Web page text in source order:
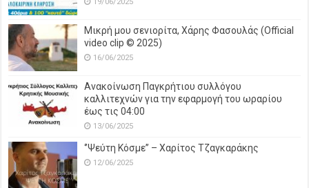
Μικρή μου σενιορίτα, Χάρης Φασουλάς (Official
video clip © 2025)
16/06/2025
Ανακοίνωση Παγκρήτιου συλλόγου
καλλιτεχνών για την εφαρμογή του ωραρίου
έως τις 04:00
13/06/2025
‘’Ψεύτη Κόσμε’’ – Χαρίτος Τζαγκαράκης
12/06/2025